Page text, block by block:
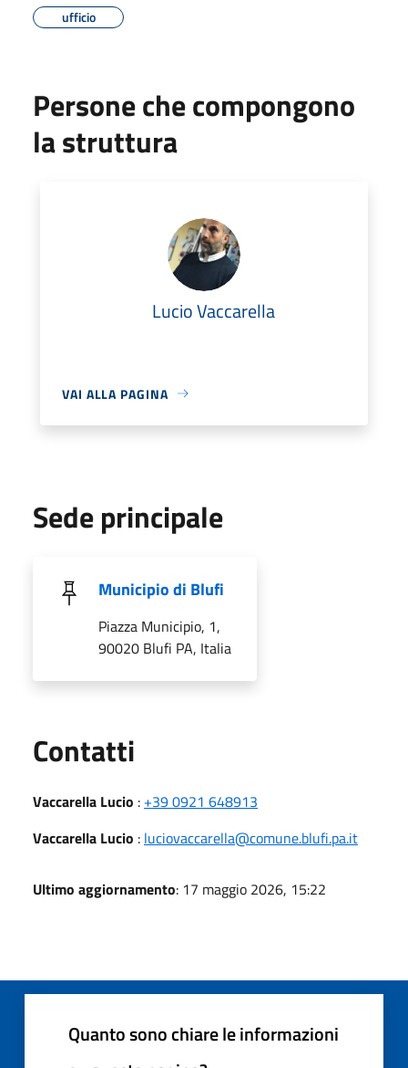
ufficio
Persone che compongono
la struttura
Lucio Vaccarella
VAI ALLA PAGINA
Sede principale
Municipio di Blufi
Piazza Municipio, 1,
90020 Blufi PA, Italia
Contatti
Vaccarella Lucio : +39 0921 648913
Vaccarella Lucio : luciovaccarella@comune.blufi.pa.it
Ultimo aggiornamento: 17 maggio 2026, 15:22
Quanto sono chiare le informazioni